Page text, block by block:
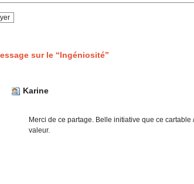
sur le “Ingéniosité”
Karine
Merci de ce partage. Belle initiative que ce cartable
valeur.